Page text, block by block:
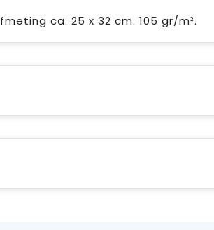
ca. 25 x 32 cm. 105 gr/m².